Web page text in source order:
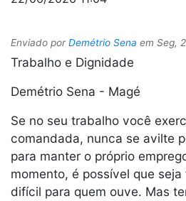
Enviado porDemétrio Sena em Seg,
Trabalho e Dignidade
Demétrio Sena - Magé
Se no seu trabalho você
comandada, nunca se avilte
para manter o próprio
momento, é possível que
difícil para quem ouve. Mas